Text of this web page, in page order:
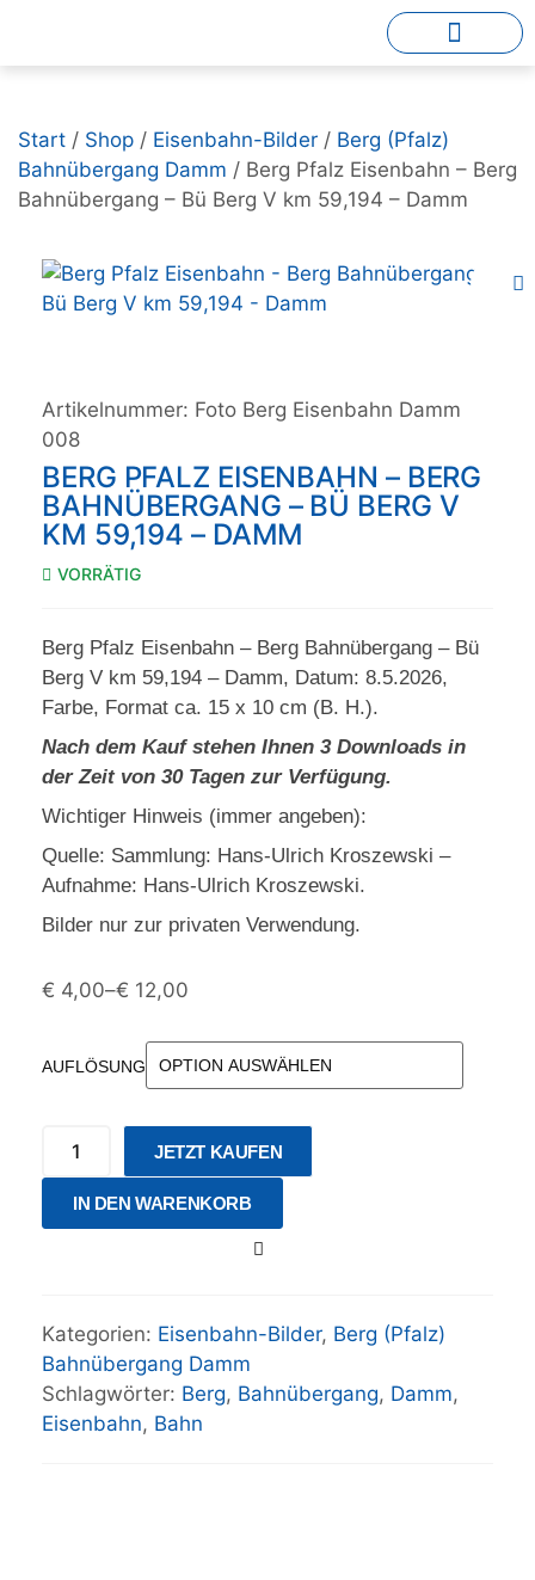
Start / Shop / Eisenbahn-Bilder / Berg (Pfalz)
Bahnübergang Damm / Berg Pfalz Eisenbahn – Berg
Bahnübergang – Bü Berg V km 59,194 – Damm
Artikelnummer: Foto Berg Eisenbahn Damm
008
BERG PFALZ EISENBAHN – BERG
BAHNÜBERGANG – BÜ BERG V
KM 59,194 – DAMM
VORRÄTIG
Berg Pfalz Eisenbahn – Berg Bahnübergang – Bü
Berg V km 59,194 – Damm, Datum: 8.5.2026,
Farbe, Format ca. 15 x 10 cm (B. H.).
Nach dem Kauf stehen Ihnen 3 Downloads in
der Zeit von 30 Tagen zur Verfügung.
Wichtiger Hinweis (immer angeben):
Quelle: Sammlung: Hans-Ulrich Kroszewski –
Aufnahme: Hans-Ulrich Kroszewski.
Bilder nur zur privaten Verwendung.
€ 4,00–€ 12,00
AUFLÖSUNG
JETZT KAUFEN
IN DEN WARENKORB
Kategorien: Eisenbahn-Bilder, Berg (Pfalz)
Bahnübergang Damm
Schlagwörter: Berg, Bahnübergang, Damm,
Eisenbahn, Bahn